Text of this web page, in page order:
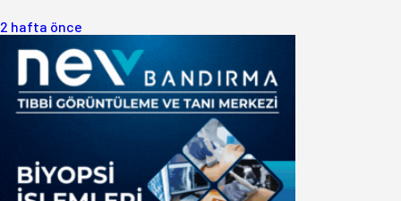
2 hafta önce